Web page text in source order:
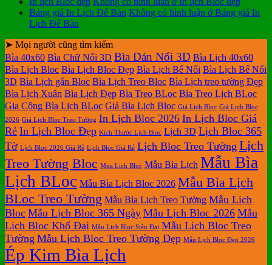
Bảng giá In Lịch Để Bàn Không có bình luận ở Bảng giá In
Lịch Để Bàn
➤ Mọi người cũng tìm kiếm
Bìa 40x60 Bìa Chữ Nổi 3D Bìa Dán Nổi 3D Bìa Lịch 40x60
Bìa Lịch Bloc Bìa Lịch Bloc Đẹp Bìa Lịch Bế Nổi Bìa Lịch Bế Nổi
3D Bìa Lịch gắn Bloc Bìa Lịch Treo Bloc Bìa Lịch treo tường Đẹp
Bìa Lịch Xuân Bìa Lịch Đẹp Bìa Treo BLoc Bìa Treo Lịch BLoc
Gia Công Bìa Lịch BLoc Giá Bìa Lịch Bloc Giá Lịch Bloc Giá Lịch Bloc
2026 Giá Lịch Bloc Treo Tường In Lịch Bloc 2026 In Lịch Bloc Giá
Rẻ In Lịch Bloc Đẹp Kích Thước Lịch Bloc Lịch 3D Lịch Bloc 365
Tờ Lịch Bloc 2026 Giá Rẻ Lịch Bloc Giá Rẻ Lịch Bloc Treo Tường Lịch
Treo Tường Bloc Mua Lich Bloc Mẫu Bìa Lịch Mẫu Bìa
Lịch BLoc Mẫu Bìa Lịch Bloc 2026 Mẫu Bìa Lịch
BLoc Treo Tường Mẫu Bìa Lịch Treo Tường Mẫu Lịch
Bloc Mẫu Lịch Bloc 365 Ngày Mẫu Lịch Bloc 2026 Mẫu
Lịch Bloc Khổ Đại Mẫu Lịch Bloc Siêu Đại Mẫu Lịch Bloc Treo
Tường Mẫu Lịch Bloc Treo Tường Đẹp Mẫu Lịch Bloc Đẹp 2026
Ép Kim Bìa Lịch